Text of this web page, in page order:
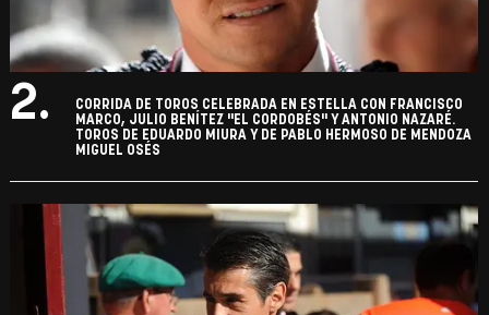
2.
CORRIDA DE TOROS CELEBRADA EN ESTELLA CON FRANCISCO
MARCO, JULIO BENÍTEZ "EL CORDOBÉS" Y ANTONIO NAZARÉ.
TOROS DE EDUARDO MIURA Y DE PABLO HERMOSO DE MENDOZA
MIGUEL OSÉS